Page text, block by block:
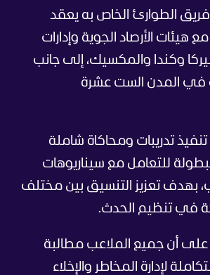
الطوارئ الخاص به يعقد
هيئات الأرصاد الجوية وإدارات
وكندا والمكسيك، إلى جانب
في المدن الست عشرة
تنفيذ تدريبات ومحاكاة شاملة
للتعامل مع سيناريوهات
بهدف تعزيز التنسيق بين مختلف
في تنظيم الحدث.
على أن جميع الملاعب مطالبة
لإدارة المخاطر والإخلاء